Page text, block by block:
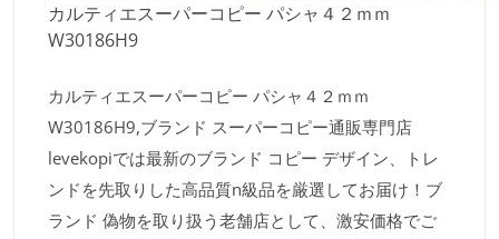
カルティエスーパーコピー パシャ４２ｍｍ
W30186H9
カルティエスーパーコピー パシャ４２ｍｍ
W30186H9,ブランド スーパーコピー通販専門店
levekopiでは最新のブランド コピー デザイン、トレ
ンドを先取りした高品質n級品を厳選してお届け！ブ
ランド 偽物を取り扱う老舗店として、激安価格でご